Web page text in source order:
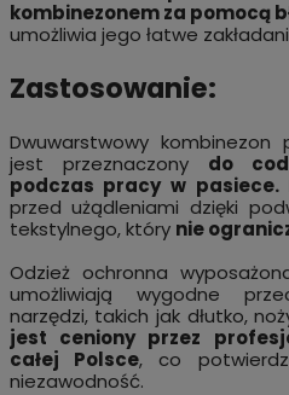
kombinezonem za pomocą
umożliwia jego łatwe
Zastosowanie:
Dwuwarstwowy kombinezon
jest przeznaczony do
podczas pracy w pasiece.
przed użądleniami dzięki
tekstylnego, który nie
Odzież ochronna
umożliwiają wygodne
narzędzi, takich jak dłutko,
jest ceniony przez
całej Polsce, co
niezawodność.